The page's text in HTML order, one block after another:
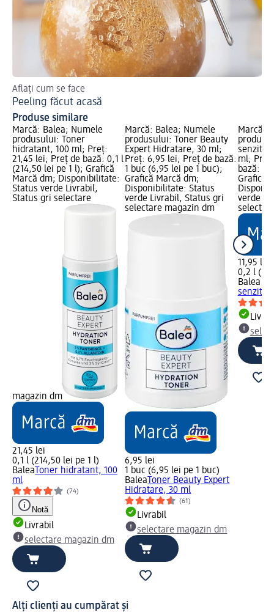
Aflați cum se face
Peeling făcut acasă
Produse similare
Marcă: Balea; Numele
produsului: Toner
hidratant, 100 ml; Preț:
21,45 lei; Preț de bază: 0,1 l
(214,50 lei pe 1 l); Grafică
Marcă dm; Disponibilitate:
Status verde Livrabil,
Status gri selectare
magazin dm
21,45 lei
0,1 l (214,50 lei pe 1 l)
Balea Toner hidratant, 100
ml
(74)
Notă
Livrabil
selectare magazin dm
Marcă: Balea; Numele
produsului: Toner Beauty
Expert Hidratare, 30 ml;
Preț: 6,95 lei; Preț de bază:
1 buc (6,95 lei pe 1 buc);
Grafică Marcă dm;
Disponibilitate: Status
verde Livrabil, Status gri
selectare magazin dm
6,95 lei
1 buc (6,95 lei pe 1 buc)
Balea Toner Beauty Expert
Hidratare, 30 ml
(61)
Livrabil
selectare magazin dm
Marcă:
senzitiv
ml;
bază:
Grafică
verde
11,95 lei
0,2 l
Balea
senzitiv
Alți clienți au cumpărat și